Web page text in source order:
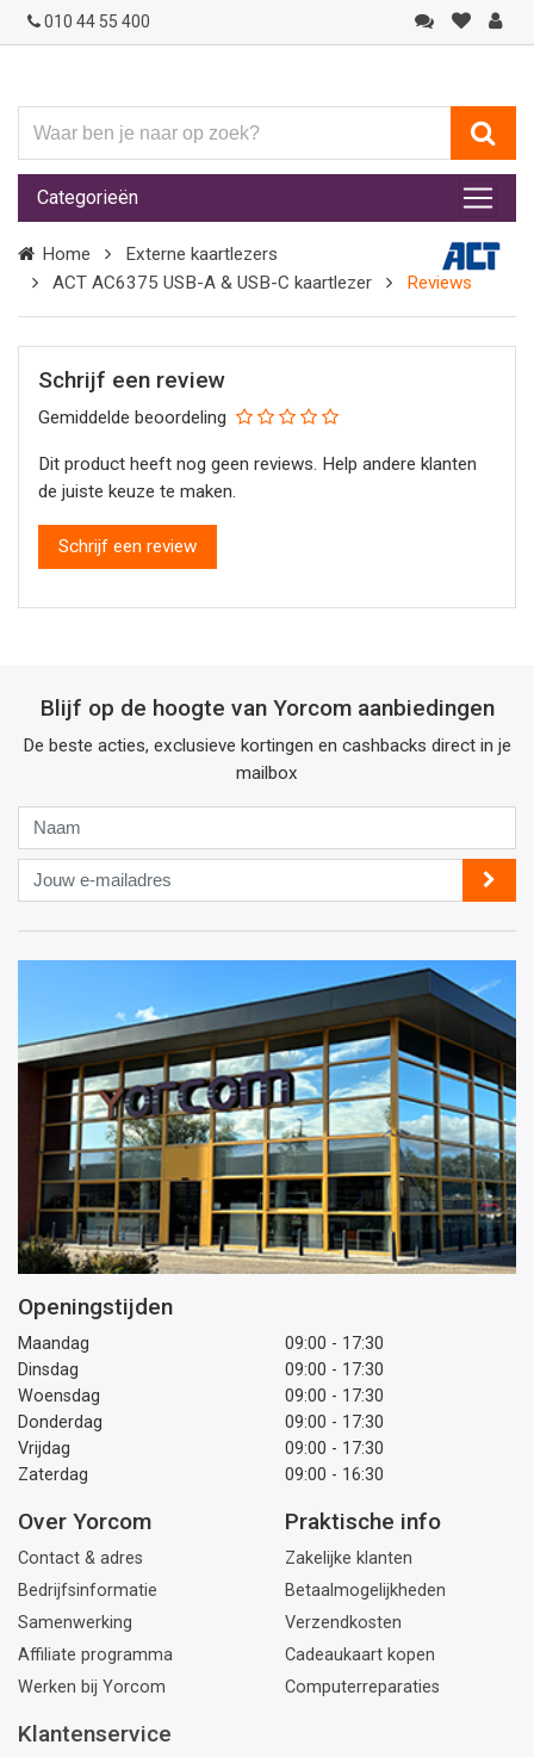
010 44 55 400
ben
je
naar
op
zoek?
Categorieën
Home
Externe kaartlezers
ACT AC6375 USB-A & USB-C kaartlezer
Reviews
Schrijf een review
Gemiddelde beoordeling
Dit product heeft nog geen reviews. Help andere klanten
de juiste keuze te maken.
Schrijf een review
Blijf op de hoogte van Yorcom aanbiedingen
De beste acties, exclusieve kortingen en cashbacks direct in je
mailbox
Jouw
e-
mailadres
Openingstijden
Maandag
09:00 - 17:30
Dinsdag
09:00 - 17:30
Woensdag
09:00 - 17:30
Donderdag
09:00 - 17:30
Vrijdag
09:00 - 17:30
Zaterdag
09:00 - 16:30
Over Yorcom
Contact & adres
Bedrijfsinformatie
Samenwerking
Affiliate programma
Werken bij Yorcom
Praktische info
Zakelijke klanten
Betaalmogelijkheden
Verzendkosten
Cadeaukaart kopen
Computerreparaties
Klantenservice